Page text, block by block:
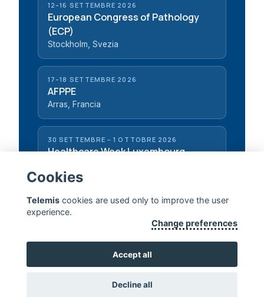
12–16 SETTEMBRE 2026
European Congress of Pathology
(ECP)
Stockholm, Svezia
17–18 SETTEMBRE 2026
AFPPE
Arras, Francia
30 SETTEMBRE – 1 OTTOBRE 2026
Healthcare Week Luxembourg
CONTATTACI
Cookies
Telemiscookies are used only to improve the user
experience.
Change preferences
Accept all
Decline all